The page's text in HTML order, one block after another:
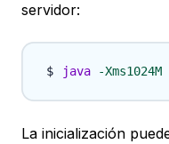
servidor:
java -Xms1024M
La inicialización